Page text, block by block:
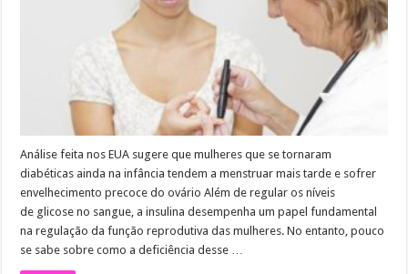
Análise feita nos EUA sugere que mulheres que se tornaram
diabéticas ainda na infância tendem a menstruar mais tarde e sofrer
envelhecimento precoce do ovário Além de regular os níveis
de glicose no sangue, a insulina desempenha um papel fundamental
na regulação da função reprodutiva das mulheres. No entanto, pouco
se sabe sobre como a deficiência desse …